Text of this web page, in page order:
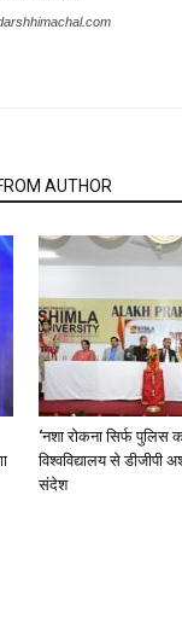
AUTHOR
‘नशा रोकना सिर्फ पुलिस
विश्वविद्यालय से डीजीपी
संदेश